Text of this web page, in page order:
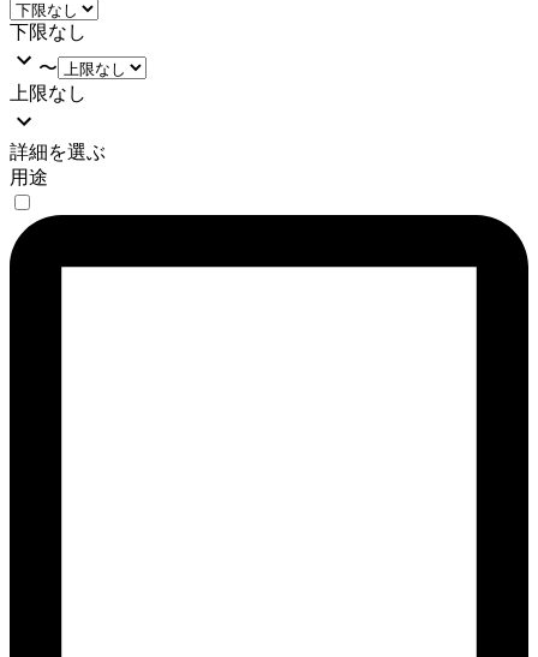
下限なし
〜
上限なし
詳細を選ぶ
用途